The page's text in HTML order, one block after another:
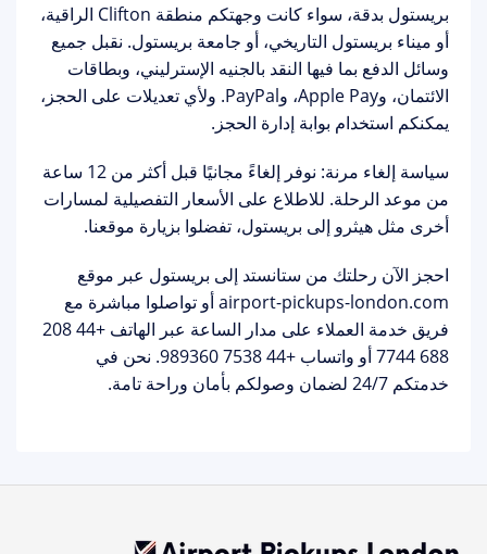
بريستول بدقة، سواء كانت وجهتكم منطقة Clifton الراقية،
أو ميناء بريستول التاريخي، أو جامعة بريستول. نقبل جميع
وسائل الدفع بما فيها النقد بالجنيه الإسترليني، وبطاقات
الائتمان، وApple Pay، وPayPal. ولأي تعديلات على الحجز،
يمكنكم استخدام بوابة إدارة الحجز .
سياسة إلغاء مرنة: نوفر إلغاءً مجانيًا
قبل أكثر من 12 ساعة
من موعد الرحلة. للاطلاع على الأسعار التفصيلية لمسارات
أخرى مثل هيثرو إلى بريستول، تفضلوا بزيارة موقعنا.
احجز الآن رحلتك من ستانستد إلى بريستول عبر موقع
airport-pickups-london.com أو تواصلوا مباشرة مع
فريق خدمة العملاء على مدار الساعة عبر الهاتف
+44 208
688 7744
أو واتساب +44 7538 989360
. نحن في
خدمتكم 24/7 لضمان وصولكم بأمان وراحة تامة.